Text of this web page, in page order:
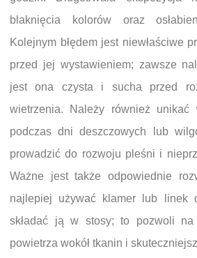
blaknięcia kolorów oraz
Kolejnym błędem jest niewłaściwe
przed jej wystawieniem; zawsze
jest ona czysta i sucha przed
wietrzenia. Należy również unikać
podczas dni deszczowych lub
prowadzić do rozwoju pleśni i
Ważne jest także odpowiednie
najlepiej używać klamer lub linek
składać ją w stosy; to pozwoli na
powietrza wokół tkanin i